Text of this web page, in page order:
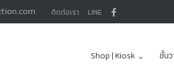
ติดต่อเรา LINE
Shop | Kiosk ชั้น